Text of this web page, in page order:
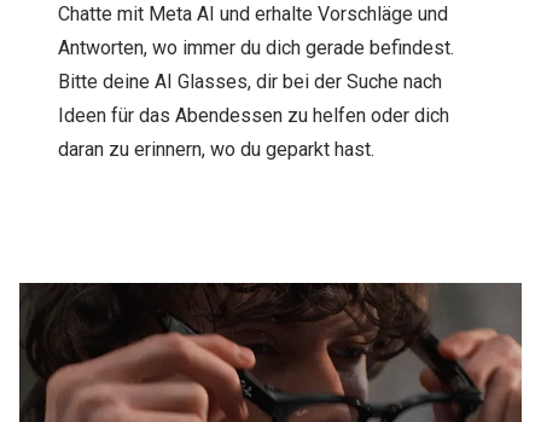
Chatte mit Meta AI und erhalte Vorschläge und
Antworten, wo immer du dich gerade befindest.
Bitte deine AI Glasses, dir bei der Suche nach
Ideen für das Abendessen zu helfen oder dich
daran zu erinnern, wo du geparkt hast.